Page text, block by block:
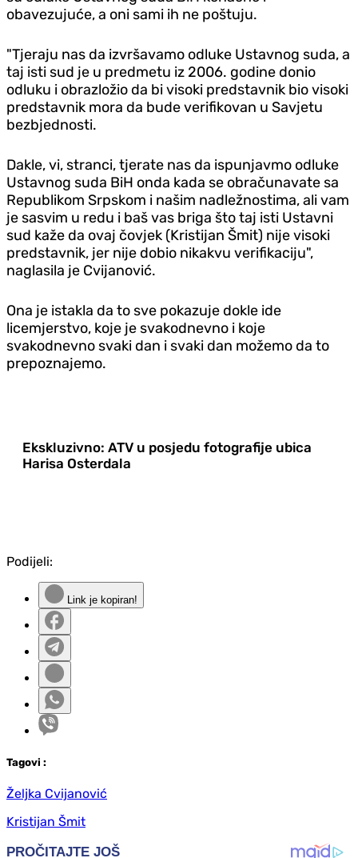
obavezujuće, a oni sami ih ne poštuju.
"Tjeraju nas da izvršavamo odluke Ustavnog suda, a
taj isti sud je u predmetu iz 2006. godine donio
odluku i obrazložio da bi visoki predstavnik bio visoki
predstavnik mora da bude verifikovan u Savjetu
bezbjednosti.
Dakle, vi, stranci, tjerate nas da ispunjavmo odluke
Ustavnog suda BiH onda kada se obračunavate sa
Republikom Srpskom i našim nadležnostima, ali vam
je sasvim u redu i baš vas briga što taj isti Ustavni
sud kaže da ovaj čovjek (Kristijan Šmit) nije visoki
predstavnik, jer nije dobio nikakvu verifikaciju",
naglasila je Cvijanović.
Ona je istakla da to sve pokazuje dokle ide
licemjerstvo, koje je svakodnevno i koje
svakodnevno svaki dan i svaki dan možemo da to
prepoznajemo.
Ekskluzivno: ATV u posjedu fotografije ubica
Harisa Osterdala
Podijeli:
Link je kopiran!
Tagovi :
Željka Cvijanović
Kristijan Šmit